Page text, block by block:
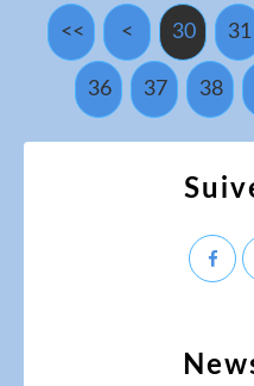
<< < 10
20
30 31
36 37 38